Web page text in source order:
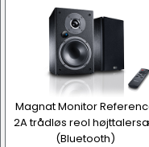
Magnat Monitor
2A trådløs reol
(Bluetooth)